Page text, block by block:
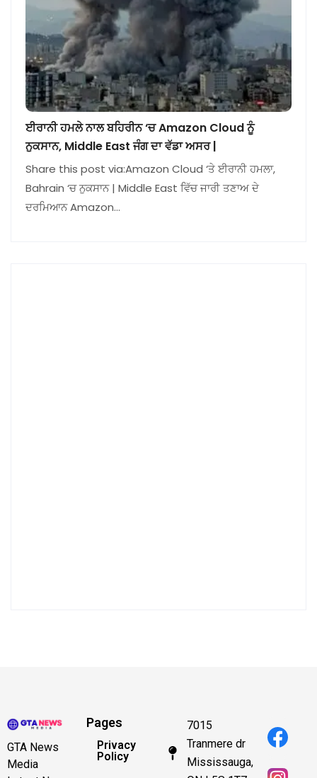
ਈਰਾਨੀ ਹਮਲੇ ਨਾਲ ਬਹਿਰੀਨ ‘ਚ Amazon Cloud ਨੂੰ
ਨੁਕਸਾਨ, Middle East ਜੰਗ ਦਾ ਵੱਡਾ ਅਸਰ |
Share this post via:Amazon Cloud ‘ਤੇ ਈਰਾਨੀ ਹਮਲਾ,
Bahrain ‘ਚ ਨੁਕਸਾਨ | Middle East ਵਿੱਚ ਜਾਰੀ ਤਣਾਅ ਦੇ
ਦਰਮਿਆਨ Amazon…
GTA News
Media
Pages
Privacy
Policy
7015
Tranmere dr
Mississauga,